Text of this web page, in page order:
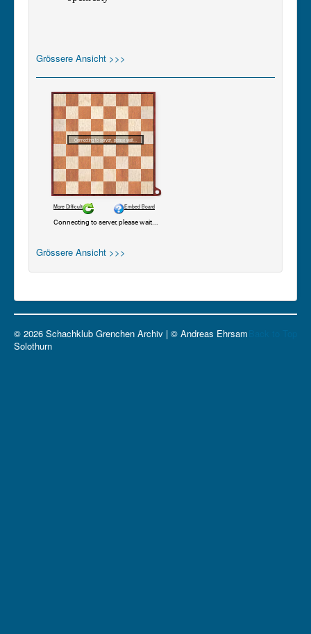
Grössere Ansicht >>>
Grössere Ansicht >>>
© 2026 Schachklub Grenchen Archiv | © Andreas Ehrsam
Solothurn